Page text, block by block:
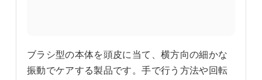
ブラシ型の本体を頭皮に当て、横方向の細かな
振動でケアする製品です。手で行う方法や回転